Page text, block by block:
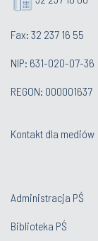
Fax: 32 237 16 55
NIP: 631-020-07-36
REGON: 000001637
Kontakt dla mediów
Administracja PŚ
Biblioteka PŚ